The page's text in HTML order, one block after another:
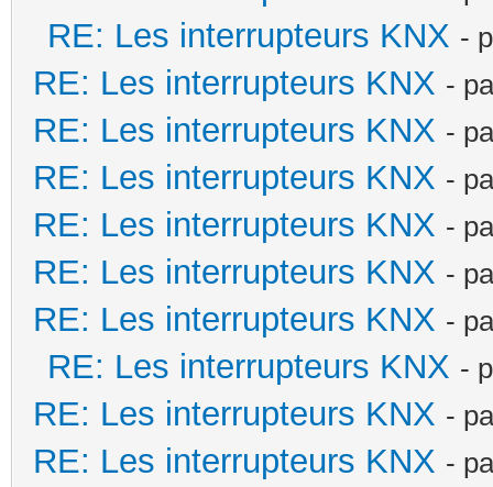
RE: Les interrupteurs KNX -
RE: Les interrupteurs KNX -
RE: Les interrupteurs KNX -
RE: Les interrupteurs KNX -
RE: Les interrupteurs KNX -
RE: Les interrupteurs KNX -
RE: Les interrupteurs KNX -
RE: Les interrupteurs KNX -
RE: Les interrupteurs KNX -
RE: Les interrupteurs KNX -